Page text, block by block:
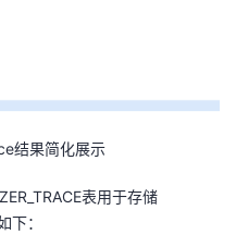
结果简化展示
表用于存储
：